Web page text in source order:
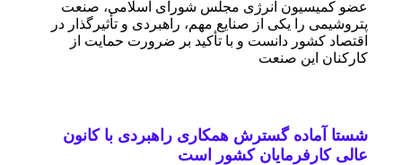
عضو کمیسیون انرژی مجلس شورای اسلامی، صنعت
پتروشیمی را یکی از صنایع مهم، راهبردی و تأثیرگذار در
اقتصاد کشور دانست و با تأکید بر ضرورت حمایت از
کارکنان این صنعت
شستا آماده گسترش همکاری راهبردی با کانون
عالی کارفرمایان کشور است